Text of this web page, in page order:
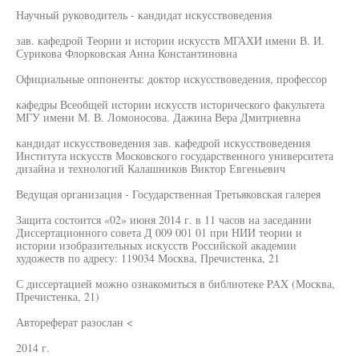
Научный руководитель - кандидат искусствоведения
зав. кафедрой Теории и истории искусств МГАХИ имени В. И.
Сурикова Флорковская Анна Константиновна
Официальные оппоненты: доктор искусствоведения, профессор
кафедры Всеобщей истории искусств исторического факультета
МГУ имени М. В. Ломоносова. Дажина Вера Дмитриевна
кандидат искусствоведения зав. кафедрой искусствоведения
Института искусств Московского государственного университета
дизайна и технологий Калашников Виктор Евгеньевич
Ведущая организация - Государственная Третьяковская галерея
Защита состоится «02» июня 2014 г. в 11 часов на заседании
Диссертационного совета Д 009 001 01 при НИИ теории и
истории изобразительных искусств Российской академии
художеств по адресу: 119034 Москва, Пречистенка, 21
С диссертацией можно ознакомиться в библиотеке PAX (Москва,
Пречистенка, 21)
Автореферат разослан <
2014 г.